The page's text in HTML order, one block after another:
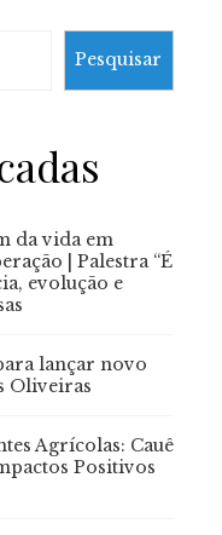
Pesquisar
da vida em
| Palestra “É
evolução e
lançar novo
Oliveiras
Agrícolas: Cauê
Positivos